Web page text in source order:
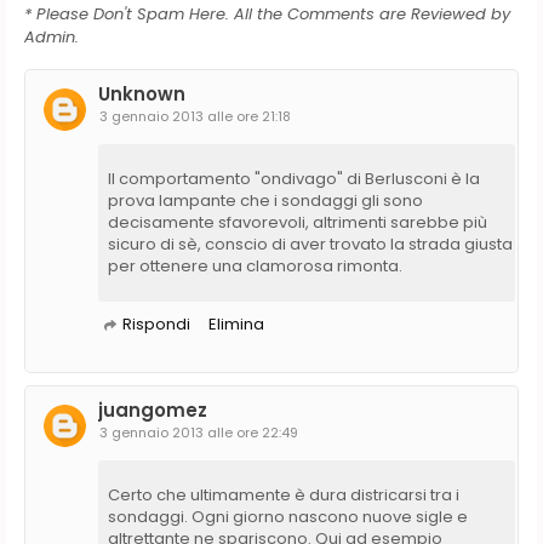
* Please Don't Spam Here. All the Comments are Reviewed by
Admin.
Unknown
3 gennaio 2013 alle ore 21:18
Il comportamento "ondivago" di Berlusconi è la
prova lampante che i sondaggi gli sono
decisamente sfavorevoli, altrimenti sarebbe più
sicuro di sè, conscio di aver trovato la strada giusta
per ottenere una clamorosa rimonta.
Rispondi Elimina
juangomez
3 gennaio 2013 alle ore 22:49
Certo che ultimamente è dura districarsi tra i
sondaggi. Ogni giorno nascono nuove sigle e
altrettante ne spariscono. Qui ad esempio